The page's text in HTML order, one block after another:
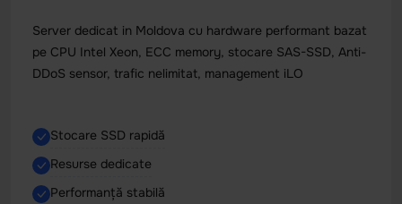
Server dedicat in Moldova cu hardware performant bazat
pe CPU Intel Xeon, ECC memory, stocare SAS-SSD, Anti-
DDoS sensor, trafic nelimitat, management iLO
Stocare SSD rapidă
Resurse dedicate
Performanță stabilă